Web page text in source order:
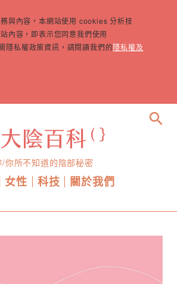
與內容，本網站使用 cookies 分析技
內容，即表示您同意我們使用
隱私權政策資訊，請閱讀我們的隱私權及
/你所不知道的陰部秘密
女性 科技 關於我們
search